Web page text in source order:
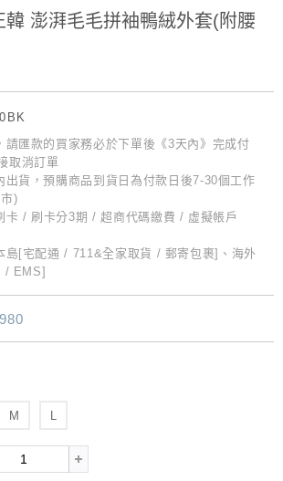
韓 澎湃毛毛拼袖鴨絨外套(附腰
請匯款的買家務必於下單後《3天內》完成付
取消訂單
出貨，預購商品到貨日為付款日後7-30個工作
)
卡 / 刷卡分3期 / 超商代碼繳費 / 虛擬帳戶
島[宅配通 / 711&全家取貨 / 郵寄包裹]、海外
/ EMS]
M L